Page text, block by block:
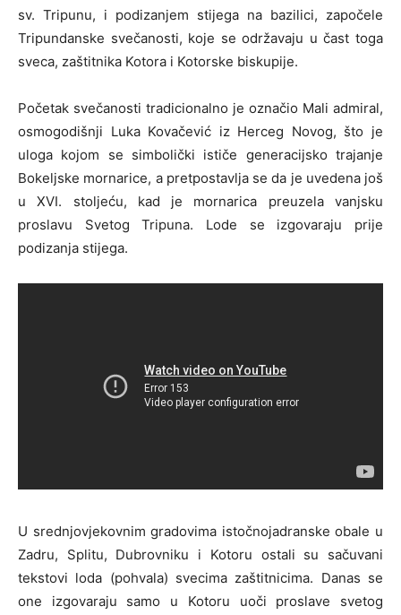
sv. Tripunu, i podizanjem stijega na bazilici, započele
Tripundanske svečanosti, koje se održavaju u čast toga
sveca, zaštitnika Kotora i Kotorske biskupije.
Početak svečanosti tradicionalno je označio Mali admiral,
osmogodišnji Luka Kovačević iz Herceg Novog, što je
uloga kojom se simbolički ističe generacijsko trajanje
Bokeljske mornarice, a pretpostavlja se da je uvedena još
u XVI. stoljeću, kad je mornarica preuzela vanjsku
proslavu Svetog Tripuna. Lode se izgovaraju prije
podizanja stijega.
U srednjovjekovnim gradovima istočnojadranske obale u
Zadru, Splitu, Dubrovniku i Kotoru ostali su sačuvani
tekstovi loda (pohvala) svecima zaštitnicima. Danas se
one izgovaraju samo u Kotoru uoči proslave svetog